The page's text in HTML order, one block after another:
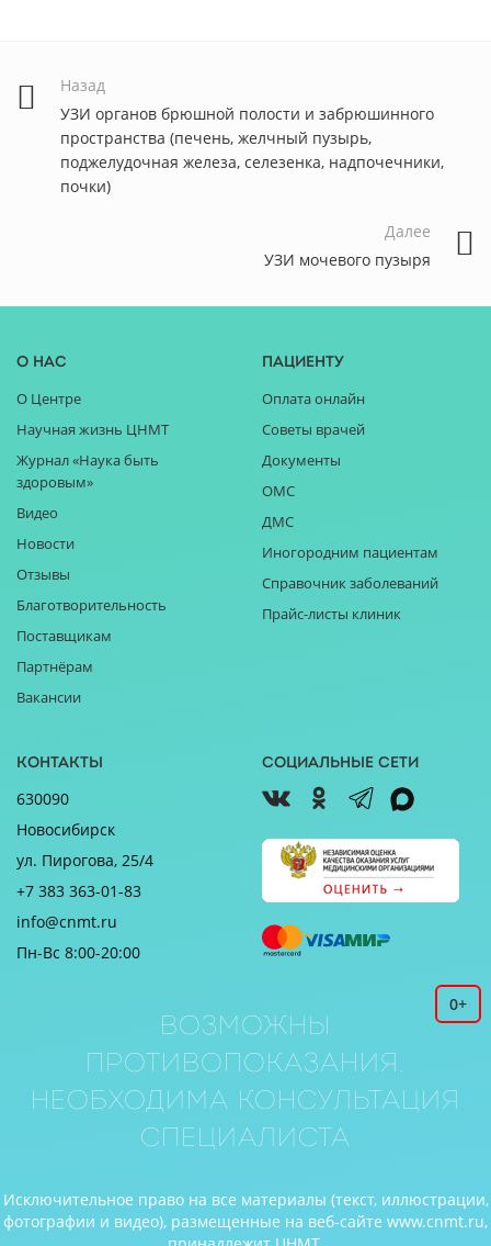
Назад
УЗИ органов брюшной полости и забрюшинного
пространства (печень, желчный пузырь,
поджелудочная железа, селезенка, надпочечники,
почки)
Далее
УЗИ мочевого пузыря
О нас
О Центре
Научная жизнь ЦНМТ
Журнал «Наука быть
здоровым»
Видео
Новости
Отзывы
Благотворительность
Поставщикам
Партнёрам
Вакансии
Пациенту
Оплата онлайн
Советы врачей
Документы
ОМС
ДМС
Иногородним пациентам
Справочник заболеваний
Прайс-листы клиник
Контакты
630090
Новосибирск
ул. Пирогова, 25/4
+7 383 363-01-83
info@cnmt.ru
Пн-Вс 8:00-20:00
Социальные сети
0+
Возможны
противопоказания.
Необходима консультация
специалиста
Исключительное право на все материалы (текст, иллюстрации,
фотографии и видео), размещенные на веб-сайте www.cnmt.ru,